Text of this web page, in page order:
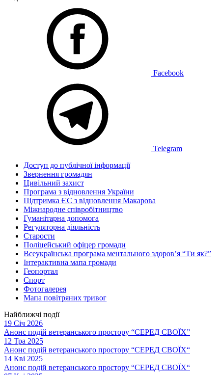
Facebook
Telegram
Доступ до публічної інформації
Звернення громадян
Цивільний захист
Програма з відновлення України
Підтримка ЄС з відновлення Макарова
Міжнародне співробітництво
Гуманітарна допомога
Регуляторна діяльність
Старости
Поліцейський офіцер громади
Всеукраїнська програма ментального здоров’я “Ти як?”
Інтерактивна мапа громади
Геопортал
Спорт
Фотогалерея
Мапа повітряних тривог
Найближчі події
19 Січ 2026
Анонс подій ветеранського простору “СЕРЕД СВОЇХ”
12 Тра 2025
Анонс подій ветеранського простору “СЕРЕД СВОЇХ“
14 Кві 2025
Анонс подій ветеранського простору “СЕРЕД СВОЇХ“